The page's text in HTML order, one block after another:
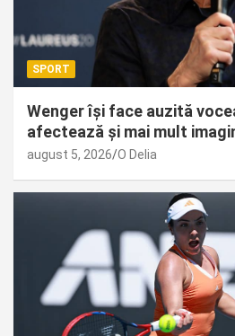
SPORT
Wenger își face auzită
afectează și mai mult
august 5, 2026 O Delia